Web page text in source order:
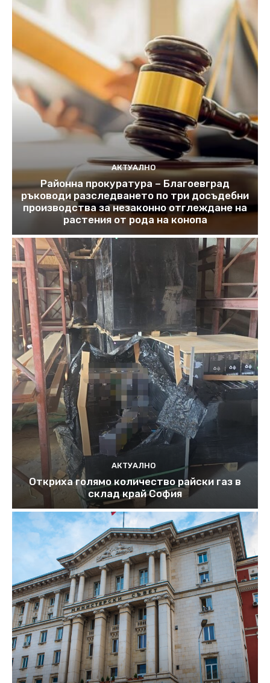
АКТУАЛНО
Районна прокуратура – Благоевград
ръководи разследването по три досъдебни
производства за незаконно отглеждане на
растения от рода на конопа
АКТУАЛНО
Откриха голямо количество райски газ в
склад край София